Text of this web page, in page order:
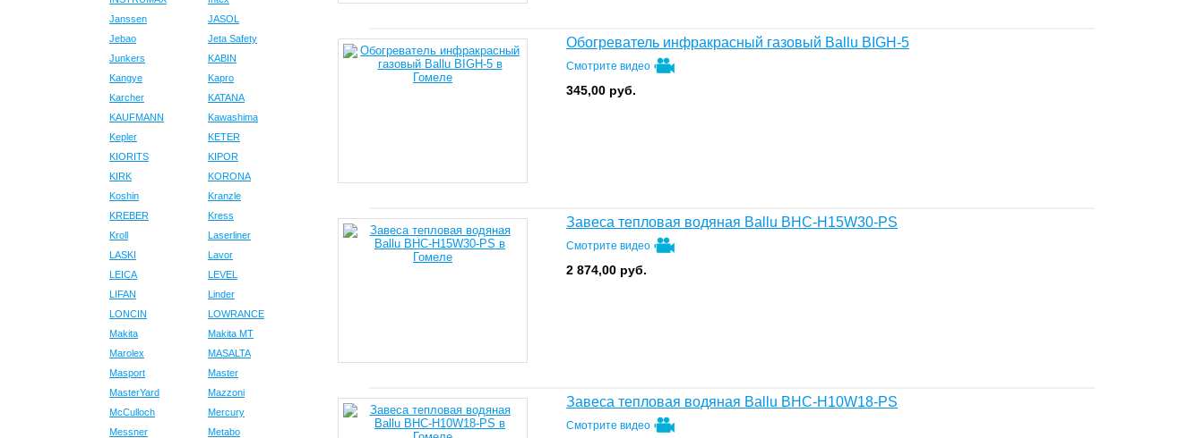
Janssen
JASOL
Jebao
Jeta Safety
Junkers
KABIN
Kangye
Kapro
Karcher
KATANA
KAUFMANN
Kawashima
Kepler
KETER
KIORITS
KIPOR
KIRK
KORONA
Koshin
Kranzle
KREBER
Kress
Kroll
Laserliner
LASKI
Lavor
LEICA
LEVEL
LIFAN
Linder
LONCIN
LOWRANCE
Makita
Makita MT
Marolex
MASALTA
Masport
Master
MasterYard
Mazzoni
McCulloch
Mercury
Messner
Metabo
Обогреватель инфракрасный газовый Ballu BIGH-5
Смотрите видео
345,00 руб.
Завеса тепловая водяная Ballu BHC-H15W30-PS
Смотрите видео
2 874,00 руб.
Завеса тепловая водяная Ballu BHC-H10W18-PS
Смотрите видео